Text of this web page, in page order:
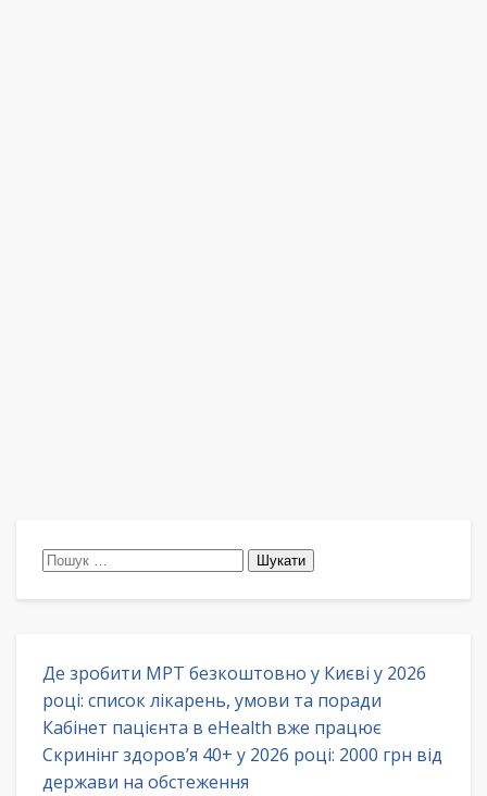
Пошук:
Де зробити МРТ безкоштовно у Києві у 2026
році: список лікарень, умови та поради
Кабінет пацієнта в eHealth вже працює
Скринінг здоров’я 40+ у 2026 році: 2000 грн від
держави на обстеження